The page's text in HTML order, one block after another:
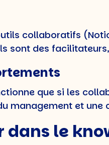
collaboratifs
sont des
que si les
management et une
dans le